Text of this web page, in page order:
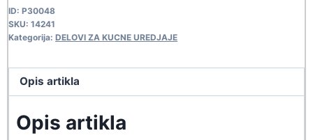
XR4750RDS
14241
ID: P30048
SKU: 14241
Kategorija: DELOVI ZA KUCNE UREDJAJE
Opis artikla
Opis artikla